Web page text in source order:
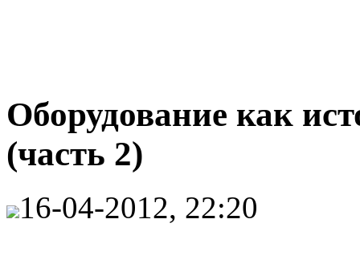
Оборудование как
(часть 2)
16-04-2012, 22:20